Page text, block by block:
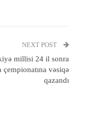
NEXT POST
millisi 24 il sonra
çempionatına vəsiqə
qazandı